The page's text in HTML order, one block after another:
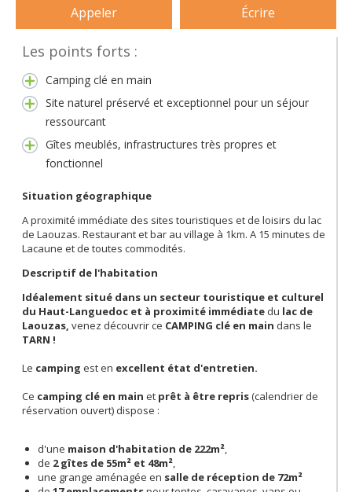
Appeler Écrire
Les points forts :
Camping clé en main
Site naturel préservé et exceptionnel pour un séjour
ressourcant
Gîtes meublés, infrastructures très propres et
fonctionnel
Situation géographique
A proximité immédiate des sites touristiques et de loisirs du lac
de Laouzas. Restaurant et bar au village à 1km. A 15 minutes de
Lacaune et de toutes commodités.
Descriptif de l'habitation
Idéalement situé dans un secteur touristique et culturel
du Haut-Languedoc et à proximité immédiate du lac de
Laouzas, venez découvrir ce CAMPING clé en main dans le
TARN !
Le camping est en excellent état d'entretien.
Ce camping clé en main et prêt à être repris(calendrier de
réservation ouvert) dispose :
d'une maison d'habitation de 222m²,
de 2 gîtes de 55m² et 48m²,
une grange aménagée en salle de réception de 72m²